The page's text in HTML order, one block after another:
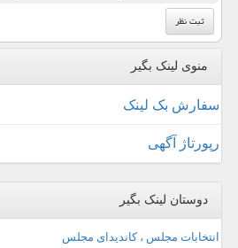
منوی لینک بگیر
سفارش بک لینک
رپورتاژ آگهی
دوستان لینک بگیر
انتخابات مجلس ، کاندیدای مجلس